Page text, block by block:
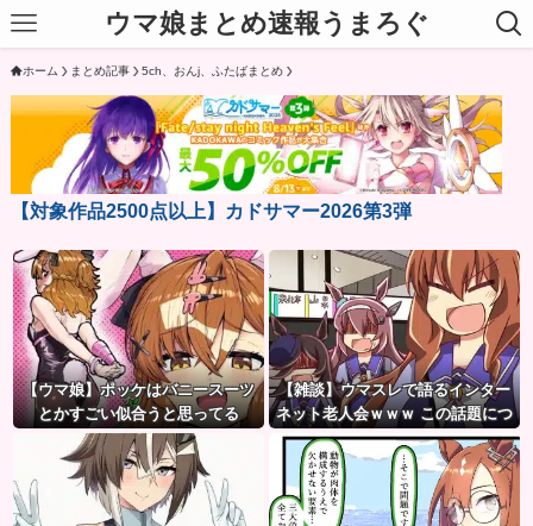
ウマ娘まとめ速報うまろぐ
ホーム まとめ記事 5ch、おんj、ふたばまとめ
【対象作品2500点以上】カドサマー2026第3弾
【ウマ娘】ポッケはバニースーツ
とかすごい似合うと思ってる
【雑談】ウマスレで語るインター
ネット老人会ｗｗｗ この話題につ
いていけないってマジ…！？